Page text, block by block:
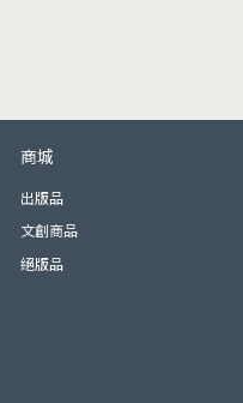
商城
出版品
文創商品
絕版品